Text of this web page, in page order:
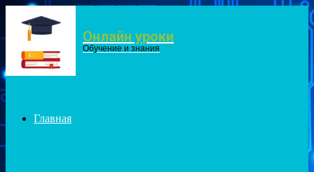
Menu Онлайн уроки
Обучение и знания
Главная